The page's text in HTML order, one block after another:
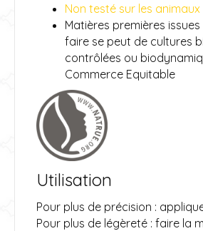
Non testé sur les animaux
Matières premières
faire se peut de cultures
contrôlées ou
Commerce Equitable
Utilisation
Pour plus de précision :
Pour plus de légèreté : faire la